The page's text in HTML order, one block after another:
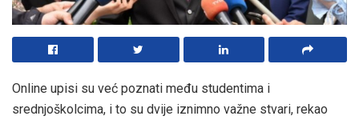
Online upisi su već poznati među studentima i
srednjoškolcima, i to su dvije iznimno važne stvari, rekao